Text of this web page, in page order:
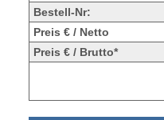
Bestell-Nr:
Preis € / Netto
Preis € / Brutto*